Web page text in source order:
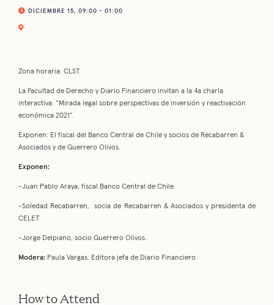
DICIEMBRE 15, 09:00 - 01:00
Zona horaria: CLST
La Facultad de Derecho y Diario Financiero invitan a la 4a charla
interactiva: “Mirada legal sobre perspectivas de inversión y reactivación
económica 2021”.
Exponen: El fiscal del Banco Central de Chile y socios de Recabarren &
Asociados y de Guerrero Olivos.
Exponen:
-Juan Pablo Araya, fiscal Banco Central de Chile.
-Soledad Recabarren, socia de Recabarren & Asociados y presidenta de
CELET.
-Jorge Delpiano, socio Guerrero Olivos.
Modera: Paula Vargas. Editora jefa de Diario Financiero
How to Attend